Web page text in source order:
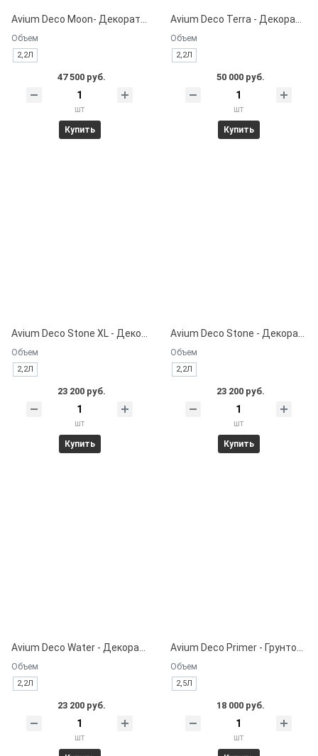
Avium Deco Moon- Декоративная краска на водной основе.
Объем
2,2Л
47 500 руб.
шт
Купить
Avium Deco Terra - Декоративная краска на водной основе.
Объем
2,2Л
50 000 руб.
шт
Купить
Объем
2,2Л
23 200 руб.
шт
Купить
Объем
2,2Л
23 200 руб.
шт
Купить
Объем
2,2Л
23 200 руб.
шт
Объем
2,5Л
18 000 руб.
шт